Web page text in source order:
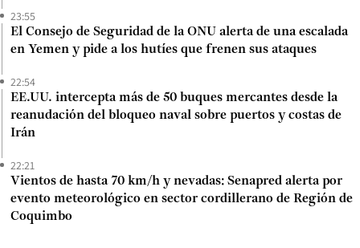
23:55
El Consejo de Seguridad de la ONU alerta de una escalada
en Yemen y pide a los hutíes que frenen sus ataques
22:54
EE.UU. intercepta más de 50 buques mercantes desde la
reanudación del bloqueo naval sobre puertos y costas de
Irán
22:21
Vientos de hasta 70 km/h y nevadas: Senapred alerta por
evento meteorológico en sector cordillerano de Región de
Coquimbo